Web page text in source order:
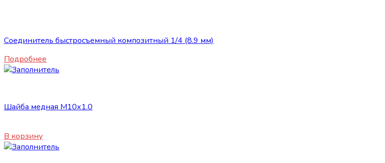
Соединитель быстросъемный композитный 1/4 (8.9 мм)
Подробнее
Шайба медная М10х1.0
В корзину